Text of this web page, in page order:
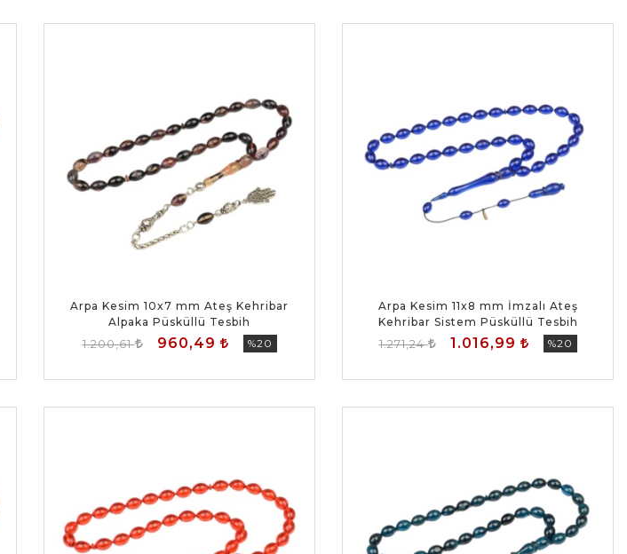
Arpa Kesim 10x7 mm Ateş Kehribar
Alpaka Püsküllü Tesbih
1.200,61 960,49 %20
Arpa Kesim 11x8 mm İmzalı Ateş
Kehribar Sistem Püsküllü Tesbih
1.271,24 1.016,99 %20